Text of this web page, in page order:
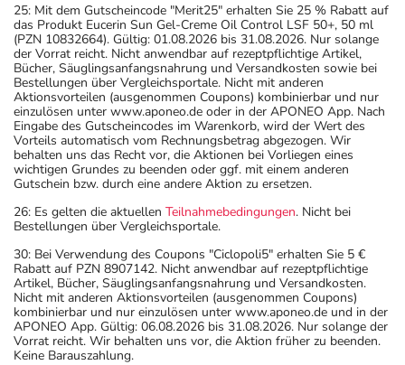
25: Mit dem Gutscheincode "Merit25" erhalten Sie 25 % Rabatt auf
das Produkt Eucerin Sun Gel-Creme Oil Control LSF 50+, 50 ml
(PZN 10832664). Gültig: 01.08.2026 bis 31.08.2026. Nur solange
der Vorrat reicht. Nicht anwendbar auf rezeptpflichtige Artikel,
Bücher, Säuglingsanfangsnahrung und Versandkosten sowie bei
Bestellungen über Vergleichsportale. Nicht mit anderen
Aktionsvorteilen (ausgenommen Coupons) kombinierbar und nur
einzulösen unter www.aponeo.de oder in der APONEO App. Nach
Eingabe des Gutscheincodes im Warenkorb, wird der Wert des
Vorteils automatisch vom Rechnungsbetrag abgezogen. Wir
behalten uns das Recht vor, die Aktionen bei Vorliegen eines
wichtigen Grundes zu beenden oder ggf. mit einem anderen
Gutschein bzw. durch eine andere Aktion zu ersetzen.
26: Es gelten die aktuellen Teilnahmebedingungen. Nicht bei
Bestellungen über Vergleichsportale.
30: Bei Verwendung des Coupons "Ciclopoli5" erhalten Sie 5 €
Rabatt auf PZN 8907142. Nicht anwendbar auf rezeptpflichtige
Artikel, Bücher, Säuglingsanfangsnahrung und Versandkosten.
Nicht mit anderen Aktionsvorteilen (ausgenommen Coupons)
kombinierbar und nur einzulösen unter www.aponeo.de und in der
APONEO App. Gültig: 06.08.2026 bis 31.08.2026. Nur solange der
Vorrat reicht. Wir behalten uns vor, die Aktion früher zu beenden.
Keine Barauszahlung.